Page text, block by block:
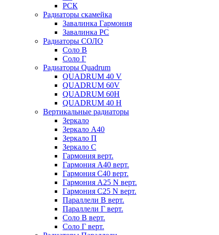
РСК
Радиаторы скамейка
Завалинка Гармония
Завалинка РС
Радиаторы СОЛО
Соло В
Соло Г
Радиаторы Quadrum
QUADRUM 40 V
QUADRUM 60V
QUADRUM 60H
QUADRUM 40 H
Вертикальные радиаторы
Зеркало
Зеркало А40
Зеркало П
Зеркало С
Гармония верт.
Гармония А40 верт.
Гармония С40 верт.
Гармония А25 N верт.
Гармония С25 N верт.
Параллели В верт.
Параллели Г верт.
Соло В верт.
Соло Г верт.